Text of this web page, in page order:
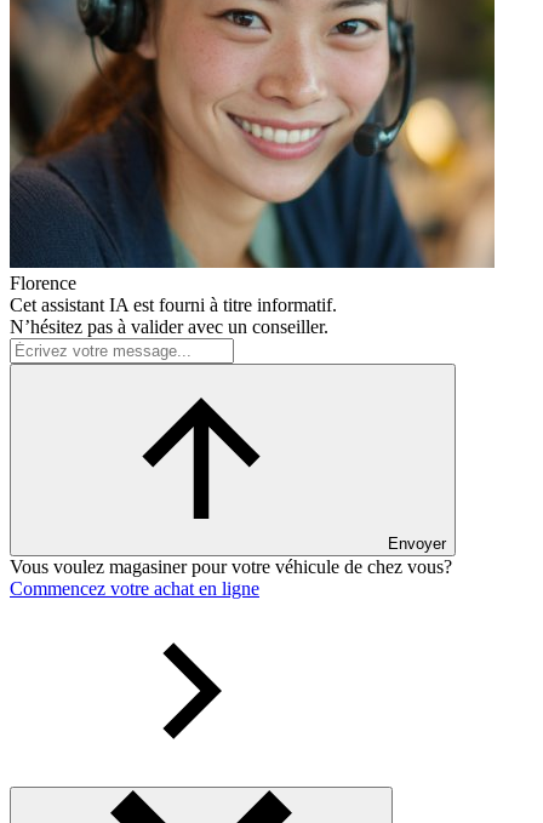
Florence
Cet assistant IA est fourni à titre informatif.
N’hésitez pas à valider avec un conseiller.
Envoyer
Vous voulez magasiner pour votre véhicule de chez vous?
Commencez votre achat en ligne